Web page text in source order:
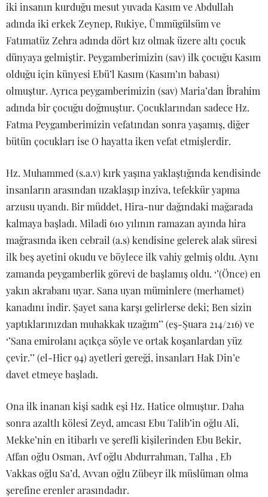
iki insanın kurduğu mesut yuvada Kasım ve Abdullah
adında iki erkek Zeynep, Rukiye, Ümmügülsüm ve
Fatımatüz Zehra adında dört kız olmak üzere altı çocuk
dünyaya gelmiştir. Peygamberimizin (sav) ilk çocuğu Kasım
olduğu için künyesi Ebü’l Kasım (Kasım’ın babası)
olmuştur. Ayrıca peygamberimizin (sav) Maria’dan İbrahim
adında bir çocuğu doğmuştur. Çocuklarından sadece Hz.
Fatma Peygamberimizin vefatından sonra yaşamış, diğer
bütün çocukları ise O hayatta iken vefat etmişlerdir.
Hz. Muhammed (s.a.v) kırk yaşına yaklaştığında kendisinde
insanların arasından uzaklaşıp inziva, tefekkür yapma
arzusu uyandı. Bir müddet, Hira-nur dağındaki mağarada
kalmaya başladı. Miladi 610 yılının ramazan ayında hira
mağrasında iken cebrail (a.s) kendisine gelerek alak süresi
ilk beş ayetini okudu ve böylece ilk vahiy gelmiş oldu. Aynı
zamanda peygamberlik görevi de başlamış oldu. ‘’(Önce) en
yakın akrabanı uyar. Sana uyan müminlere (merhamet)
kanadını indir. Şayet sana karşı gelirlerse deki; Ben sizin
yaptıklarınızdan muhakkak uzağım’’ (eş-Şuara 214/216) ve
‘’Sana emirolanı açıkça söyle ve ortak koşanlardan yüz
çevir.’’ (el-Hicr 94) ayetleri gereği, insanları Hak Din’e
davet etmeye başladı.
Ona ilk inanan kişi sadık eşi Hz. Hatice olmuştur. Daha
sonra azaltlı kölesi Zeyd, amcası Ebu Talib’in oğlu Ali,
Mekke’nin en itibarlı ve şerefli kişilerinden Ebu Bekir,
Affan oğlu Osman, Avf oğlu Abdurrahman, Talha , Eb
Vakkas oğlu Sa’d, Avvan oğlu Zübeyr ilk müslüman olma
şerefine erenler arasındadır.